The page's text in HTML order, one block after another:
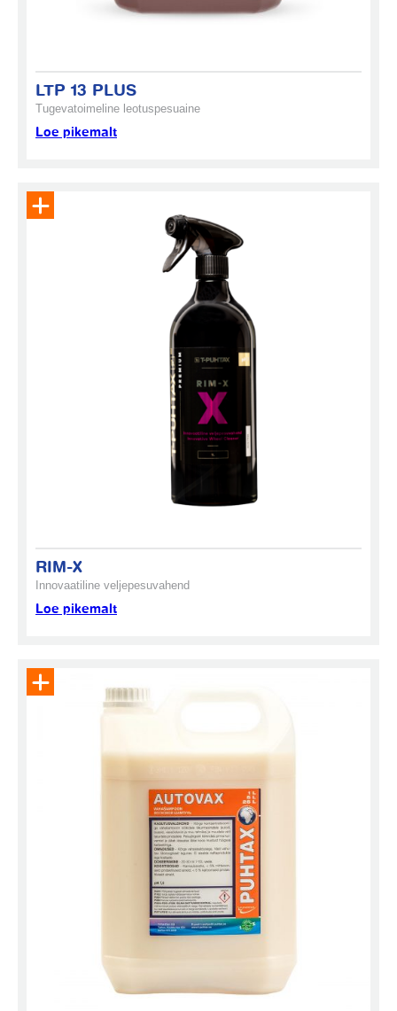
LTP 13 PLUS
Tugevatoimeline leotuspesuaine
Loe pikemalt
Eemalda toode päringukorvist
RIM-X
Innovaatiline veljepesuvahend
Loe pikemalt
Eemalda toode päringukorvist